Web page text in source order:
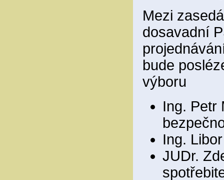
Mezi
dosavadní
bude
výboru
Ing. Petr
Ing.
JUDr.